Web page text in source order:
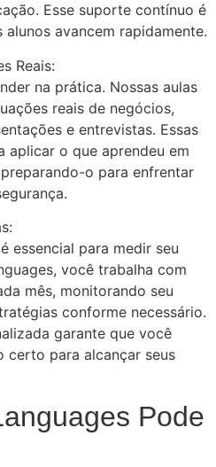
Esse suporte contínuo é
avancem rapidamente.
Reais:
na prática. Nossas aulas
reais de negócios,
e entrevistas. Essas
aplicar o que aprendeu em
o para enfrentar
essencial para medir seu
você trabalha com
mês, monitorando seu
conforme necessário.
garante que você
certo para alcançar seus
Pode